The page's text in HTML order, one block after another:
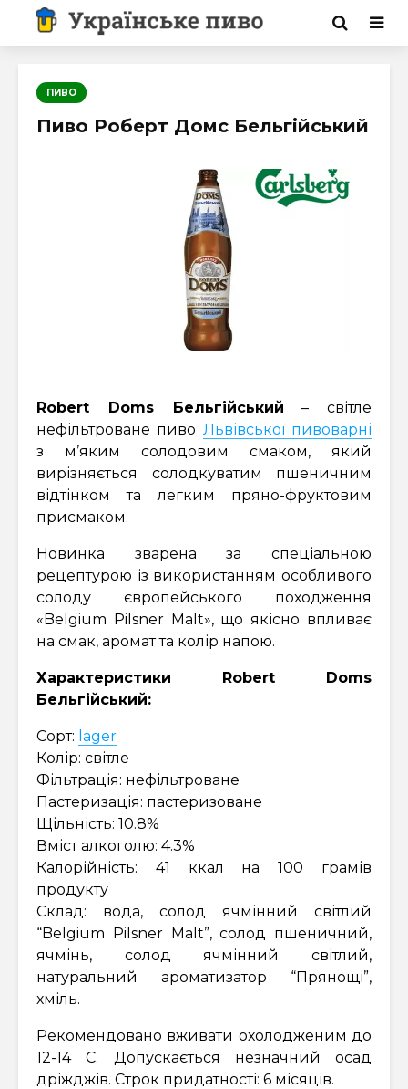
ПИВО
Пиво Роберт Домс Бельгійський
Robert Doms Бельгійський – світле
нефільтроване пиво Львівської пивоварні
з м’яким солодовим смаком, який
вирізняється солодкуватим пшеничним
відтінком та легким пряно-фруктовим
присмаком.
Новинка зварена за спеціальною
рецептурою із використанням особливого
солоду європейського походження
«Belgium Pilsner Malt», що якісно впливає
на смак, аромат та колір напою.
Характеристики Robert Doms
Бельгійський:
Сорт: lager
Колір: світле
Фільтрація: нефільтроване
Пастеризація: пастеризоване
Щільність: 10.8%
Вміст алкоголю: 4.3%
Калорійність: 41 ккал на 100 грамів
продукту
Склад: вода, солод ячмінний світлий
“Belgium Pilsner Malt”, солод пшеничний,
ячмінь, солод ячмінний світлий,
натуральний ароматизатор “Прянощі”,
хміль.
Рекомендовано вживати охолодженим до
12-14 С. Допускається незначний осад
дріжджів. Строк придатності: 6 місяців.